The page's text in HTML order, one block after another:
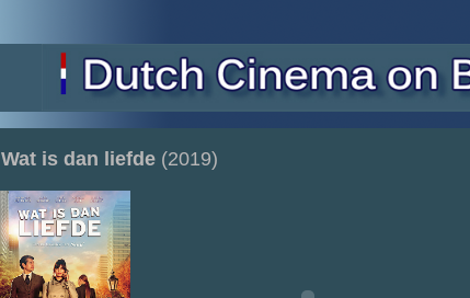
Wat is dan liefde (2019)